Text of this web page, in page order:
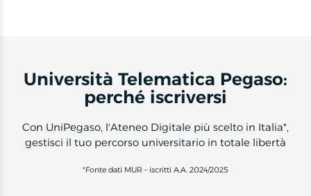
Università Telematica Pegaso:
perché iscriversi
Con UniPegaso, l'Ateneo Digitale più scelto in Italia*,
gestisci il tuo percorso universitario in totale libertà
*Fonte dati MUR – iscritti A.A. 2024/2025